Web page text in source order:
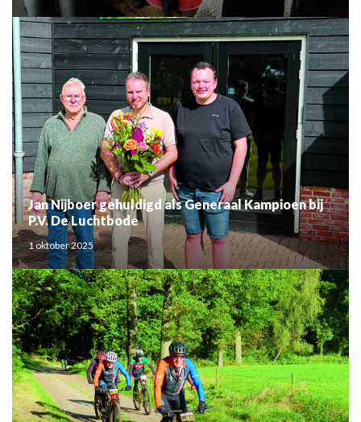
Jan Nijboer gehuldigd als Generaal Kampioen bij
P.V. De Luchtbode
1 oktober 2025